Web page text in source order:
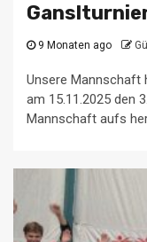
9 Monaten ago
Unsere Mannschaft
am 15.11.2025 den
Mannschaft aufs